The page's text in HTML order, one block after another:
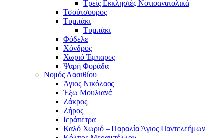
Τρείς Εκκλησιές Νοτιοανατολικά
Τσούτσουρος
Τυμπάκι
Τυμπάκι
Φόδελε
Χόνδρος
Χωριό Έμπαρος
Ψαρή Φοράδα
Νομός Λασιθίου
Άγιος Νικόλαος
Έξω Μουλιανά
Ζάκρος
Ζήρος
Ιεράπετρα
Καλό Χωριό – Παραλία Άγιος Παντελεήμων